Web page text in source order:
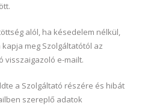
alól, ha késedelem nélkül,
meg Szolgáltatótól az
visszaigazoló e-mailt.
a Szolgáltató részére és hibát
szereplő adatok